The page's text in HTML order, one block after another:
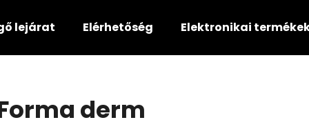
lejárat Elérhetőség Elektronikai
derm